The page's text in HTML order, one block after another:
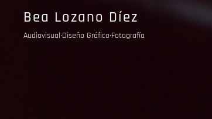
contenido
Bea Lozano Díez
Audiovisual·Diseño Gráfico·Fotografía